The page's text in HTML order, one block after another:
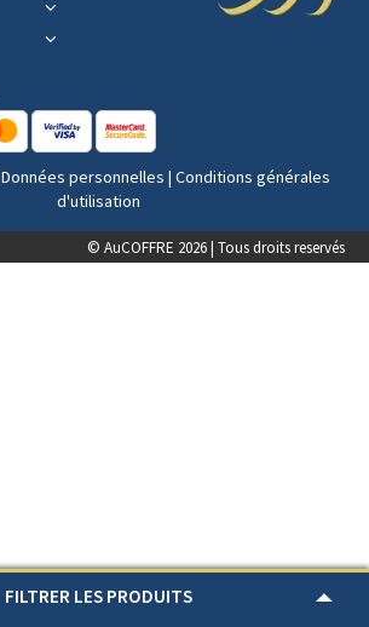
FILTRER LES PRODUITS
Données personnelles | Conditions générales
d'utilisation
© AuCOFFRE 2026 | Tous droits reservés